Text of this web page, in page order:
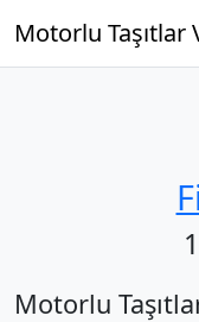
Motorlu Taşıtlar
Motorlu